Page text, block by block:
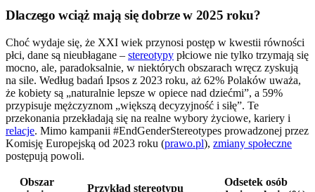
Dlaczego wciąż mają się dobrze w 2025 roku?
Choć wydaje się, że XXI wiek przynosi postęp w kwestii równości
płci, dane są nieubłagane – stereotypy płciowe nie tylko trzymają się
mocno, ale, paradoksalnie, w niektórych obszarach wręcz zyskują
na sile. Według badań Ipsos z 2023 roku, aż 62% Polaków uważa,
że kobiety są „naturalnie lepsze w opiece nad dziećmi”, a 59%
przypisuje mężczyznom „większą decyzyjność i siłę”. Te
przekonania przekładają się na realne wybory życiowe, kariery i
relacje. Mimo kampanii #EndGenderStereotypes prowadzonej przez
Komisję Europejską od 2023 roku (prawo.pl), zmiany społeczne
postępują powoli.
Obszar
Przykład stereotypu
Odsetek osób